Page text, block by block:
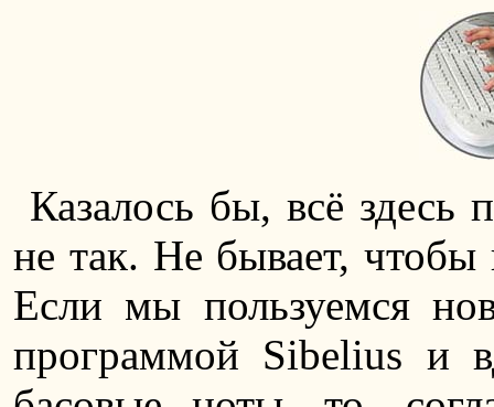
Казалось бы, всё здесь
не так. Не бывает,
Если мы пользуемся
программой Sibelius и